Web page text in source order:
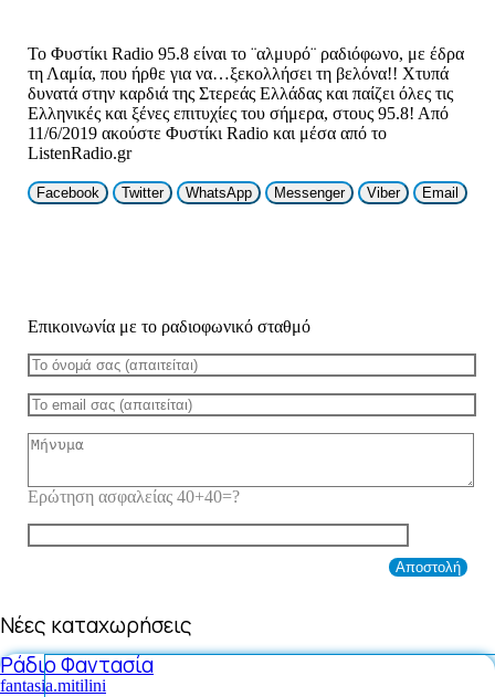
Το Φυστίκι Radio 95.8 είναι το ¨αλμυρό¨ ραδιόφωνο, με έδρα
τη Λαμία, που ήρθε για να…ξεκολλήσει τη βελόνα!! Χτυπά
δυνατά στην καρδιά της Στερεάς Ελλάδας και παίζει όλες τις
Ελληνικές και ξένες επιτυχίες του σήμερα, στους 95.8! Από
11/6/2019 ακούστε Φυστίκι Radio και μέσα από το
ListenRadio.gr
Facebook Twitter WhatsApp Messenger Viber Email
Επικοινωνία με το ραδιοφωνικό σταθμό
Ερώτηση ασφαλείας 40+40=?
Νέες καταχωρήσεις
Ράδιο Φαντασία
fantasia.mitilini